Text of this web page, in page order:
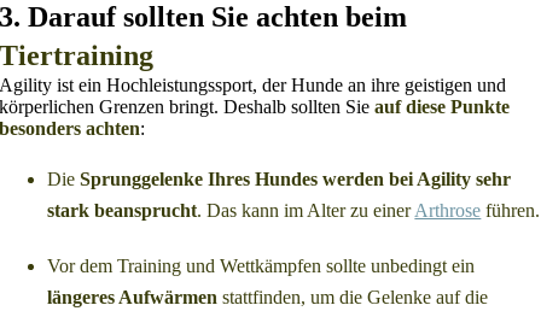
3. Darauf sollten Sie achten beim
Tiertraining
Agility ist ein Hochleistungssport, der Hunde an ihre geistigen und
körperlichen Grenzen bringt. Deshalb sollten Sieauf diese Punkte
besonders achten:
DieSprunggelenke Ihres Hundes werden bei Agility sehr
stark beansprucht. Das kann im Alter zu einerArthrose führen.
Vor dem Training und Wettkämpfen sollte unbedingt ein
längeres Aufwärmen stattfinden, um die Gelenke auf die